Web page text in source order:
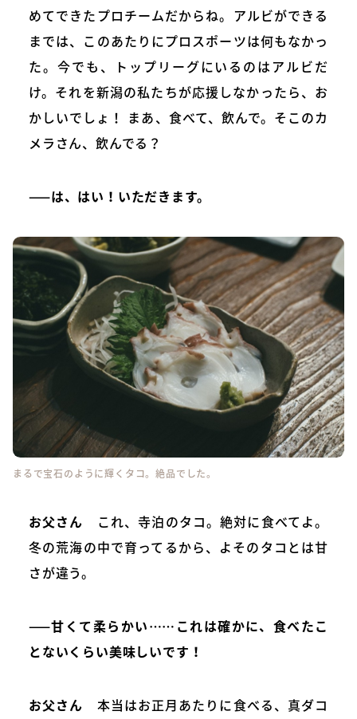
めてできたプロチームだからね。アルビができる
までは、このあたりにプロスポーツは何もなかっ
た。今でも、トップリーグにいるのはアルビだ
け。それを新潟の私たちが応援しなかったら、お
かしいでしょ！ まあ、食べて、飲んで。そこのカ
メラさん、飲んでる？
——は、はい！いただきます。
まるで宝石のように輝くタコ。絶品でした。
お父さん これ、寺泊のタコ。絶対に食べてよ。
冬の荒海の中で育ってるから、よそのタコとは甘
さが違う。
——甘くて柔らかい……これは確かに、食べたこ
とないくらい美味しいです！
お父さん 本当はお正月あたりに食べる、真ダコ